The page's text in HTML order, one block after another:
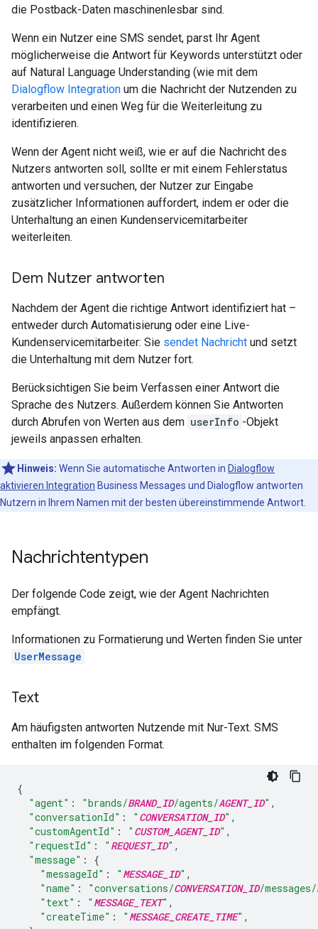
die Postback-Daten maschinenlesbar sind.
Wenn ein Nutzer eine SMS sendet, parst Ihr Agent
möglicherweise die Antwort für Keywords unterstützt oder
auf Natural Language Understanding (wie mit dem
Dialogflow Integration um die Nachricht der Nutzenden zu
verarbeiten und einen Weg für die Weiterleitung zu
identifizieren.
Wenn der Agent nicht weiß, wie er auf die Nachricht des
Nutzers antworten soll, sollte er mit einem Fehlerstatus
antworten und versuchen, der Nutzer zur Eingabe
zusätzlicher Informationen auffordert, indem er oder die
Unterhaltung an einen Kundenservicemitarbeiter
weiterleiten.
Dem Nutzer antworten
Nachdem der Agent die richtige Antwort identifiziert hat –
entweder durch Automatisierung oder eine Live-
Kundenservicemitarbeiter: Sie sendet Nachricht und setzt
die Unterhaltung mit dem Nutzer fort.
Berücksichtigen Sie beim Verfassen einer Antwort die
Sprache des Nutzers. Außerdem können Sie Antworten
durch Abrufen von Werten aus dem userInfo -Objekt
jeweils anpassen erhalten.
Hinweis: Wenn Sie automatische Antworten in Dialogflow
aktivieren Integration Business Messages und Dialogflow antworten
Nutzern in Ihrem Namen mit der besten übereinstimmende Antwort.
Nachrichtentypen
Der folgende Code zeigt, wie der Agent Nachrichten
empfängt.
Informationen zu Formatierung und Werten finden Sie unter
UserMessage
Text
Am häufigsten antworten Nutzende mit Nur-Text. SMS
enthalten im folgenden Format.
{
"agent" : "brands/BRAND_ID/agents/AGENT_ID" ,
"conversationId" : " CONVERSATION_ID" ,
"customAgentId" : " CUSTOM_AGENT_ID" ,
"requestId" : " REQUEST_ID" ,
"message" :
{
"messageId" : " MESSAGE_ID" ,
"name" : "conversations/CONVERSATION_ID/messages/
"text" : " MESSAGE_TEXT" ,
"createTime" : " MESSAGE_CREATE_TIME" ,